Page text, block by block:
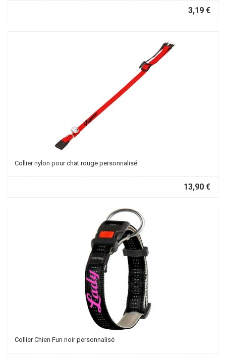
3,19 €
Collier nylon pour chat rouge personnalisé
13,90 €
Collier Chien Fun noir personnalisé